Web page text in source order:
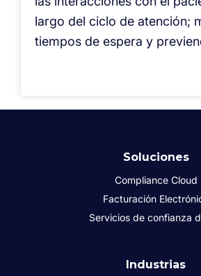
largo del ciclo de atención;
tiempos de espera y
Soluciones
Compliance Cloud
Facturación
Servicios de confianza
Industrias